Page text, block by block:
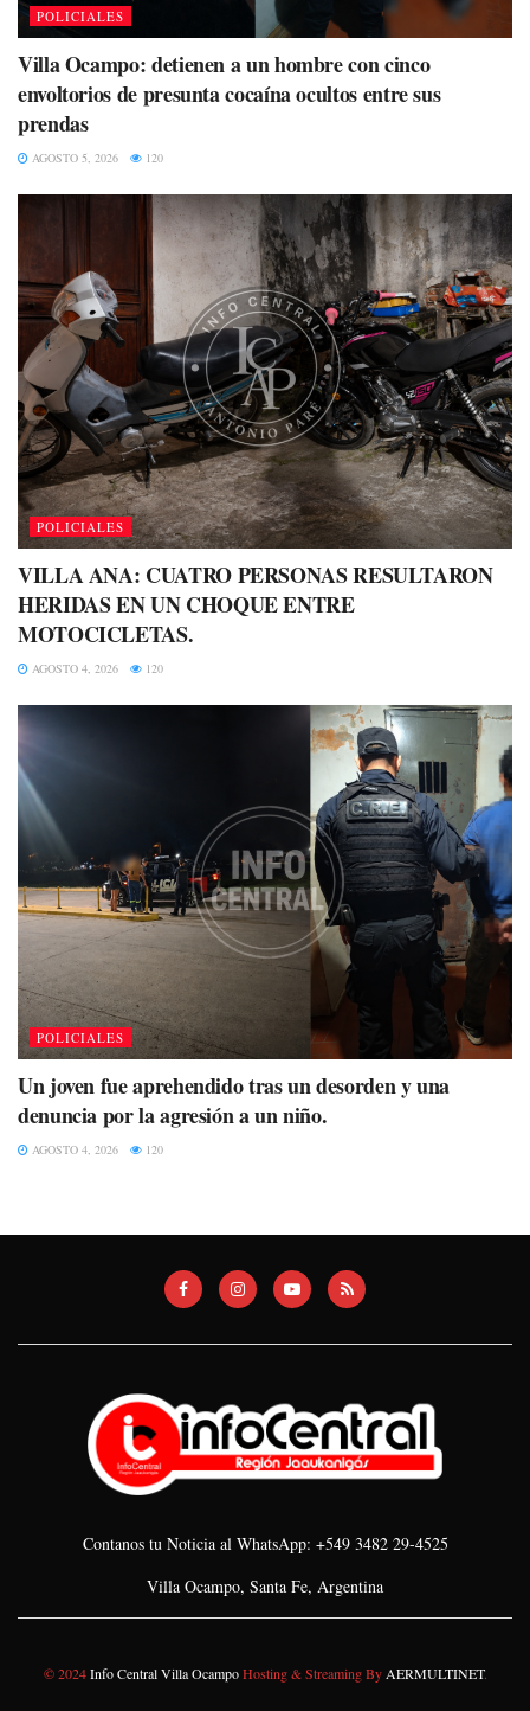
POLICIALES
Villa Ocampo: detienen a un hombre con cinco
envoltorios de presunta cocaína ocultos entre sus
prendas
AGOSTO 5, 2026 120
POLICIALES
VILLA ANA: CUATRO PERSONAS RESULTARON
HERIDAS EN UN CHOQUE ENTRE
MOTOCICLETAS.
AGOSTO 4, 2026 120
POLICIALES
Un joven fue aprehendido tras un desorden y una
denuncia por la agresión a un niño.
AGOSTO 4, 2026 120
Contanos tu Noticia al WhatsApp: +549 3482 29-4525
Villa Ocampo, Santa Fe, Argentina
© 2024Info Central Villa OcampoHosting & Streaming ByAERMULTINET.